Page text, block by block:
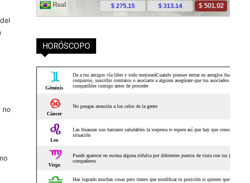
no
HORÓSCOPO